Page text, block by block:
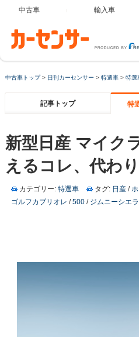
中古車 輸入車
中古車トップ> 日刊カーセンサー > 特選車 > 特選
記事トップ 特
新型日産 マイク
えるコレ、代わ
カテゴリー: 特選車 タグ: 日産 /
ゴルフカブリオレ /500 / ジムニーシエラ